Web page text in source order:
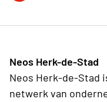
Neos Herk-de-Stad
Neos Herk-de-Stad
netwerk van